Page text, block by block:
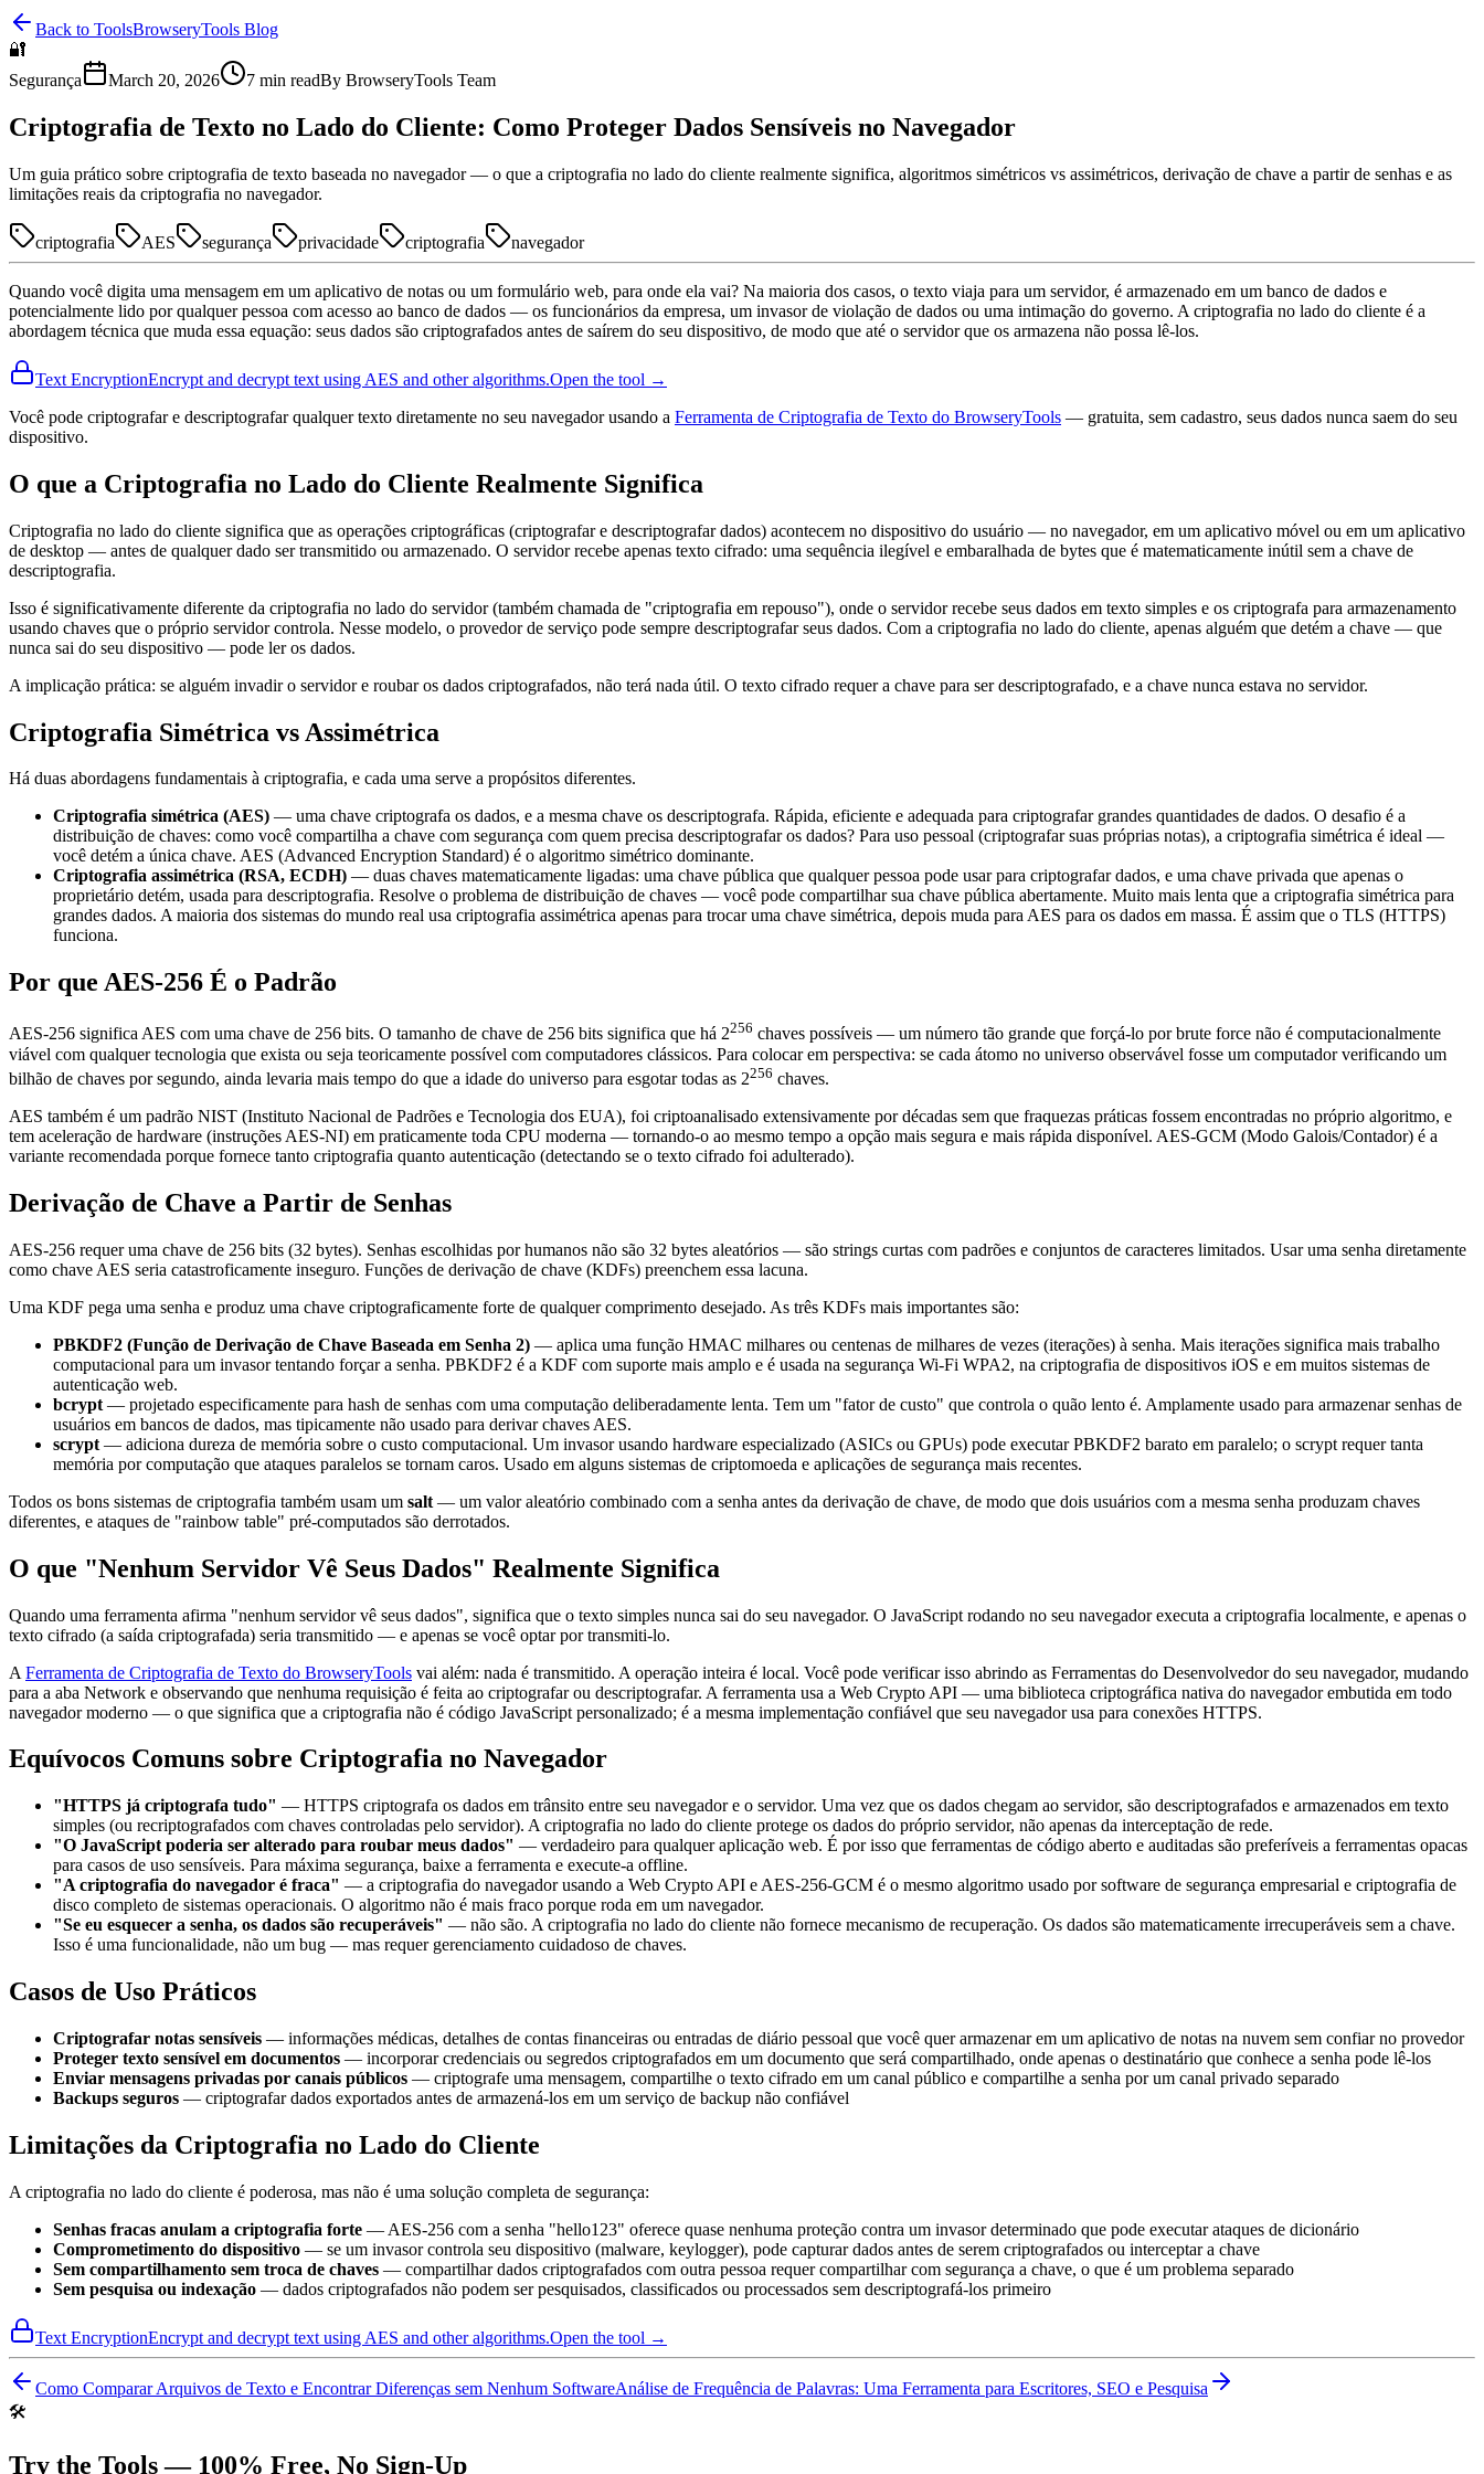
Back to ToolsBrowseryTools Blog
🔐
Segurança
March 20, 2026 7 min readBy BrowseryTools Team
Criptografia de Texto no Lado do Cliente: Como Proteger Dados Sensíveis no Navegador
Um guia prático sobre criptografia de texto baseada no navegador — o que a criptografia no lado do cliente realmente significa, algoritmos simétricos vs assimétricos, derivação de chave a partir de senhas e as
limitações reais da criptografia no navegador.
criptografia AES segurança privacidade criptografia navegador
Quando você digita uma mensagem em um aplicativo de notas ou um formulário web, para onde ela vai? Na maioria dos casos, o texto viaja para um servidor, é armazenado em um banco de dados e
potencialmente lido por qualquer pessoa com acesso ao banco de dados — os funcionários da empresa, um invasor de violação de dados ou uma intimação do governo. A criptografia no lado do cliente é a
abordagem técnica que muda essa equação: seus dados são criptografados antes de saírem do seu dispositivo, de modo que até o servidor que os armazena não possa lê-los.
Text EncryptionEncrypt and decrypt text using AES and other algorithms.Open the tool →
Você pode criptografar e descriptografar qualquer texto diretamente no seu navegador usando a Ferramenta de Criptografia de Texto do BrowseryTools — gratuita, sem cadastro, seus dados nunca saem do seu
dispositivo.
O que a Criptografia no Lado do Cliente Realmente Significa
Criptografia no lado do cliente significa que as operações criptográficas (criptografar e descriptografar dados) acontecem no dispositivo do usuário — no navegador, em um aplicativo móvel ou em um aplicativo
de desktop — antes de qualquer dado ser transmitido ou armazenado. O servidor recebe apenas texto cifrado: uma sequência ilegível e embaralhada de bytes que é matematicamente inútil sem a chave de
descriptografia.
Isso é significativamente diferente da criptografia no lado do servidor (também chamada de "criptografia em repouso"), onde o servidor recebe seus dados em texto simples e os criptografa para armazenamento
usando chaves que o próprio servidor controla. Nesse modelo, o provedor de serviço pode sempre descriptografar seus dados. Com a criptografia no lado do cliente, apenas alguém que detém a chave — que
nunca sai do seu dispositivo — pode ler os dados.
A implicação prática: se alguém invadir o servidor e roubar os dados criptografados, não terá nada útil. O texto cifrado requer a chave para ser descriptografado, e a chave nunca estava no servidor.
Criptografia Simétrica vs Assimétrica
Há duas abordagens fundamentais à criptografia, e cada uma serve a propósitos diferentes.
Criptografia simétrica (AES) — uma chave criptografa os dados, e a mesma chave os descriptografa. Rápida, eficiente e adequada para criptografar grandes quantidades de dados. O desafio é a
distribuição de chaves: como você compartilha a chave com segurança com quem precisa descriptografar os dados? Para uso pessoal (criptografar suas próprias notas), a criptografia simétrica é ideal —
você detém a única chave. AES (Advanced Encryption Standard) é o algoritmo simétrico dominante.
Criptografia assimétrica (RSA, ECDH) — duas chaves matematicamente ligadas: uma chave pública que qualquer pessoa pode usar para criptografar dados, e uma chave privada que apenas o
proprietário detém, usada para descriptografia. Resolve o problema de distribuição de chaves — você pode compartilhar sua chave pública abertamente. Muito mais lenta que a criptografia simétrica para
grandes dados. A maioria dos sistemas do mundo real usa criptografia assimétrica apenas para trocar uma chave simétrica, depois muda para AES para os dados em massa. É assim que o TLS (HTTPS)
funciona.
Por que AES-256 É o Padrão
AES-256 significa AES com uma chave de 256 bits. O tamanho de chave de 256 bits significa que há 2256 chaves possíveis — um número tão grande que forçá-lo por brute force não é computacionalmente
viável com qualquer tecnologia que exista ou seja teoricamente possível com computadores clássicos. Para colocar em perspectiva: se cada átomo no universo observável fosse um computador verificando um
bilhão de chaves por segundo, ainda levaria mais tempo do que a idade do universo para esgotar todas as 2256 chaves.
AES também é um padrão NIST (Instituto Nacional de Padrões e Tecnologia dos EUA), foi criptoanalisado extensivamente por décadas sem que fraquezas práticas fossem encontradas no próprio algoritmo, e
tem aceleração de hardware (instruções AES-NI) em praticamente toda CPU moderna — tornando-o ao mesmo tempo a opção mais segura e mais rápida disponível. AES-GCM (Modo Galois/Contador) é a
variante recomendada porque fornece tanto criptografia quanto autenticação (detectando se o texto cifrado foi adulterado).
Derivação de Chave a Partir de Senhas
AES-256 requer uma chave de 256 bits (32 bytes). Senhas escolhidas por humanos não são 32 bytes aleatórios — são strings curtas com padrões e conjuntos de caracteres limitados. Usar uma senha diretamente
como chave AES seria catastroficamente inseguro. Funções de derivação de chave (KDFs) preenchem essa lacuna.
Uma KDF pega uma senha e produz uma chave criptograficamente forte de qualquer comprimento desejado. As três KDFs mais importantes são:
PBKDF2 (Função de Derivação de Chave Baseada em Senha 2) — aplica uma função HMAC milhares ou centenas de milhares de vezes (iterações) à senha. Mais iterações significa mais trabalho
computacional para um invasor tentando forçar a senha. PBKDF2 é a KDF com suporte mais amplo e é usada na segurança Wi-Fi WPA2, na criptografia de dispositivos iOS e em muitos sistemas de
autenticação web.
bcrypt — projetado especificamente para hash de senhas com uma computação deliberadamente lenta. Tem um "fator de custo" que controla o quão lento é. Amplamente usado para armazenar senhas de
usuários em bancos de dados, mas tipicamente não usado para derivar chaves AES.
scrypt — adiciona dureza de memória sobre o custo computacional. Um invasor usando hardware especializado (ASICs ou GPUs) pode executar PBKDF2 barato em paralelo; o scrypt requer tanta
memória por computação que ataques paralelos se tornam caros. Usado em alguns sistemas de criptomoeda e aplicações de segurança mais recentes.
Todos os bons sistemas de criptografia também usam um salt — um valor aleatório combinado com a senha antes da derivação de chave, de modo que dois usuários com a mesma senha produzam chaves
diferentes, e ataques de "rainbow table" pré-computados são derrotados.
O que "Nenhum Servidor Vê Seus Dados" Realmente Significa
Quando uma ferramenta afirma "nenhum servidor vê seus dados", significa que o texto simples nunca sai do seu navegador. O JavaScript rodando no seu navegador executa a criptografia localmente, e apenas o
texto cifrado (a saída criptografada) seria transmitido — e apenas se você optar por transmiti-lo.
A Ferramenta de Criptografia de Texto do BrowseryTools vai além: nada é transmitido. A operação inteira é local. Você pode verificar isso abrindo as Ferramentas do Desenvolvedor do seu navegador, mudando
para a aba Network e observando que nenhuma requisição é feita ao criptografar ou descriptografar. A ferramenta usa a Web Crypto API — uma biblioteca criptográfica nativa do navegador embutida em todo
navegador moderno — o que significa que a criptografia não é código JavaScript personalizado; é a mesma implementação confiável que seu navegador usa para conexões HTTPS.
Equívocos Comuns sobre Criptografia no Navegador
"HTTPS já criptografa tudo" — HTTPS criptografa os dados em trânsito entre seu navegador e o servidor. Uma vez que os dados chegam ao servidor, são descriptografados e armazenados em texto
simples (ou recriptografados com chaves controladas pelo servidor). A criptografia no lado do cliente protege os dados do próprio servidor, não apenas da interceptação de rede.
"O JavaScript poderia ser alterado para roubar meus dados" — verdadeiro para qualquer aplicação web. É por isso que ferramentas de código aberto e auditadas são preferíveis a ferramentas opacas
para casos de uso sensíveis. Para máxima segurança, baixe a ferramenta e execute-a offline.
"A criptografia do navegador é fraca" — a criptografia do navegador usando a Web Crypto API e AES-256-GCM é o mesmo algoritmo usado por software de segurança empresarial e criptografia de
disco completo de sistemas operacionais. O algoritmo não é mais fraco porque roda em um navegador.
"Se eu esquecer a senha, os dados são recuperáveis" — não são. A criptografia no lado do cliente não fornece mecanismo de recuperação. Os dados são matematicamente irrecuperáveis sem a chave.
Isso é uma funcionalidade, não um bug — mas requer gerenciamento cuidadoso de chaves.
Casos de Uso Práticos
Criptografar notas sensíveis — informações médicas, detalhes de contas financeiras ou entradas de diário pessoal que você quer armazenar em um aplicativo de notas na nuvem sem confiar no provedor
Proteger texto sensível em documentos — incorporar credenciais ou segredos criptografados em um documento que será compartilhado, onde apenas o destinatário que conhece a senha pode lê-los
Enviar mensagens privadas por canais públicos — criptografe uma mensagem, compartilhe o texto cifrado em um canal público e compartilhe a senha por um canal privado separado
Backups seguros — criptografar dados exportados antes de armazená-los em um serviço de backup não confiável
Limitações da Criptografia no Lado do Cliente
A criptografia no lado do cliente é poderosa, mas não é uma solução completa de segurança:
Senhas fracas anulam a criptografia forte — AES-256 com a senha "hello123" oferece quase nenhuma proteção contra um invasor determinado que pode executar ataques de dicionário
Comprometimento do dispositivo — se um invasor controla seu dispositivo (malware, keylogger), pode capturar dados antes de serem criptografados ou interceptar a chave
Sem compartilhamento sem troca de chaves — compartilhar dados criptografados com outra pessoa requer compartilhar com segurança a chave, o que é um problema separado
Sem pesquisa ou indexação — dados criptografados não podem ser pesquisados, classificados ou processados sem descriptografá-los primeiro
Text EncryptionEncrypt and decrypt text using AES and other algorithms.Open the tool →
Como Comparar Arquivos de Texto e Encontrar Diferenças sem Nenhum SoftwareAnálise de Frequência de Palavras: Uma Ferramenta para Escritores, SEO e Pesquisa
🛠️
Try the Tools — 100% Free, No Sign-Up